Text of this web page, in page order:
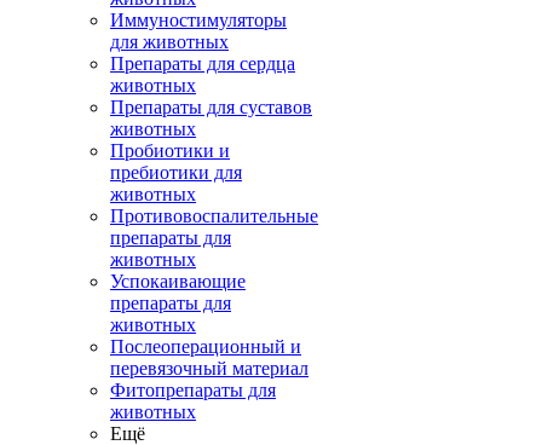
Иммуностимуляторы
для животных
Препараты для сердца
животных
Препараты для суставов
животных
Пробиотики и
пребиотики для
животных
Противовоспалительные
препараты для
животных
Успокаивающие
препараты для
животных
Послеоперационный и
перевязочный материал
Фитопрепараты для
животных
Ещё